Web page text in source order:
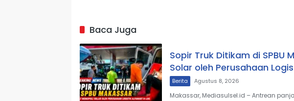
Baca Juga
Sopir Truk Ditikam di SPBU
Solar oleh Perusahaan
Berita Agustus 8, 2026
Makassar, Mediasulsel.id – Antrean